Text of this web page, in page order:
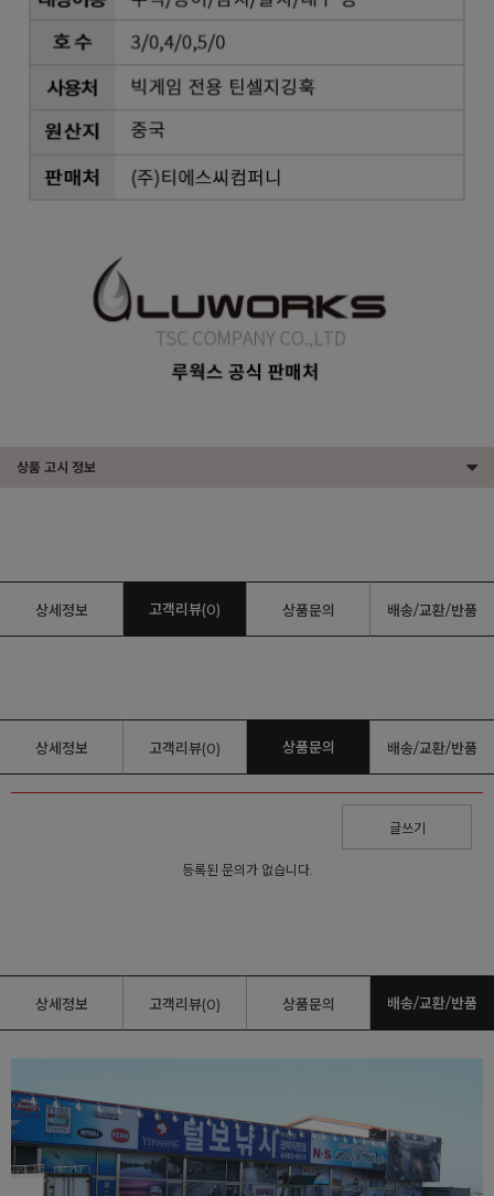
상품 고시 정보
상세정보 고객리뷰(0) 상품문의 배송/교환/반품
상세정보 고객리뷰(0) 상품문의 배송/교환/반품
글쓰기
등록된 문의가 없습니다.
상세정보 고객리뷰(0) 상품문의 배송/교환/반품